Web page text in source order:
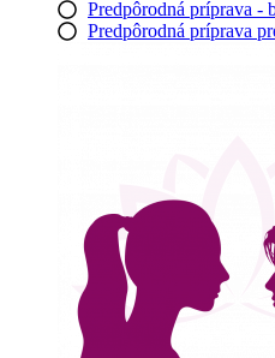
Predpôrodná príprava -
Predpôrodná príprava